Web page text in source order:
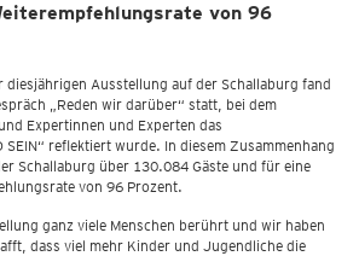
von 96
diesjährigen Ausstellung auf der Schallaburg fand
„Reden wir darüber“ statt, bei dem
Expertinnen und Experten das
SEIN“ reflektiert wurde. In diesem Zusammenhang
Schallaburg über 130.084 Gäste und für eine
von 96 Prozent.
ganz viele Menschen berührt und wir haben
dass viel mehr Kinder und Jugendliche die